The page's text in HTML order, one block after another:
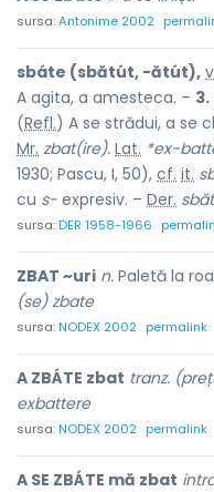
sursa:Antonime 2002
sbáte (sbătút, -ătút),
A agita, a amesteca. – 3.
(Refl.) A se strădui, a se
Mr. zbat(ire). Lat. *ex-
1930; Pascu, I, 50), cf. it.
cu s- expresiv. – Der.
sursa:DER 1958-1966
ZBAT ~uri n. Paletă la
(se) zbate
sursa:NODEX 2002 permalink
A ZBÁTE zbat tranz.
exbattere
sursa:NODEX 2002 permalink
A SE ZBÁTE mă zbat